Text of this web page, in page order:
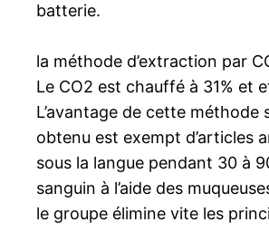
batterie.
la méthode d’extraction par
Le CO2 est chauffé à 31% et
L’avantage de cette méthode
obtenu est exempt d’articles
sous la langue pendant 30 à
sanguin à l’aide des
le groupe élimine vite les